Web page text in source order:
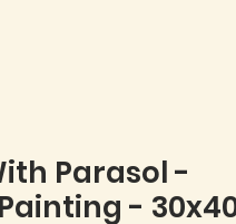
Parasol -
-